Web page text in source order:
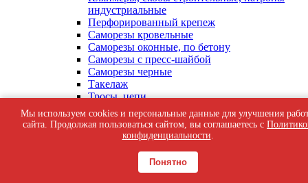
индустриальные
Перфорированный крепеж
Саморезы кровельные
Саморезы оконные, по бетону
Саморезы с пресс-шайбой
Саморезы черные
Такелаж
Тросы, цепи
Шурупы жёлтые универсальные
Шурупы с шестигранной головкой, с
кольцом, с крюком
Общестроительные материалы и товары
Мы используем cookies и персональные данные для улучшения
сайта. Продолжая пользоваться сайтом, вы соглашаетесь с
конфиденциальности.
Понятно